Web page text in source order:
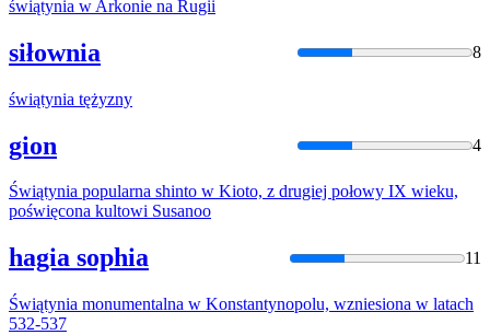
świątynia w Arkonie na Rugii
siłownia 8
świątynia tężyzny
gion 4
Świątynia popularna shinto w Kioto, z drugiej połowy IX wieku,
poświęcona kultowi Susanoo
hagia sophia 11
Świątynia monumentalna w Konstantynopolu, wzniesiona w latach
532-537